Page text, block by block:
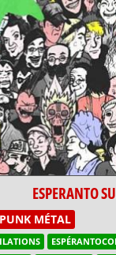
ESPERANTO
MÉTAL